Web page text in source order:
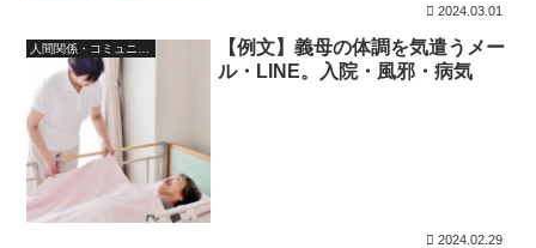
2024.03.01
【例文】義母の体調を気遣うメー
ル・LINE。入院・風邪・病気
2024.02.29